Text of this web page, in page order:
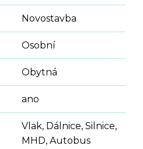
Novostavba
Osobní
Obytná
ano
Vlak, Dálnice, Silnice,
MHD, Autobus